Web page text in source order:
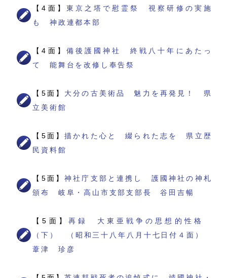
【4面】 東京之塔で慰霊祭 視察研修の実施
も 神政連都本部
【4面】 備後護國神社 終戦八十年にあたっ
て 能舞台を改修し奉告祭
【5面】 大分の古美術品 魅力を再発見！ 県
立美術館
【5面】描かれた心と 綴られた志を 県立歴
民資料館
【5面】神社庁支部と連携し 護國神社の神札
頒布 岐阜・高山市支部支部長 谷田吉暢
【5面】 再録 大東亜戦争の思想的性格
（下） （昭和三十八年八月十七日付４面）
葦津 珍彦